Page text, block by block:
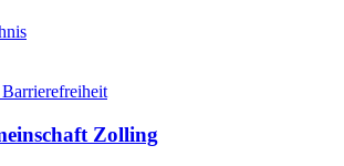
Zolling